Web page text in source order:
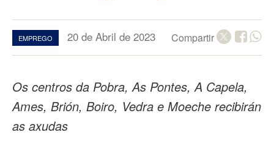
EMPREGO 20 de Abril de 2023 Compartir
Os centros da Pobra, As Pontes, A Capela,
Ames, Brión, Boiro, Vedra e Moeche recibirán
as axudas